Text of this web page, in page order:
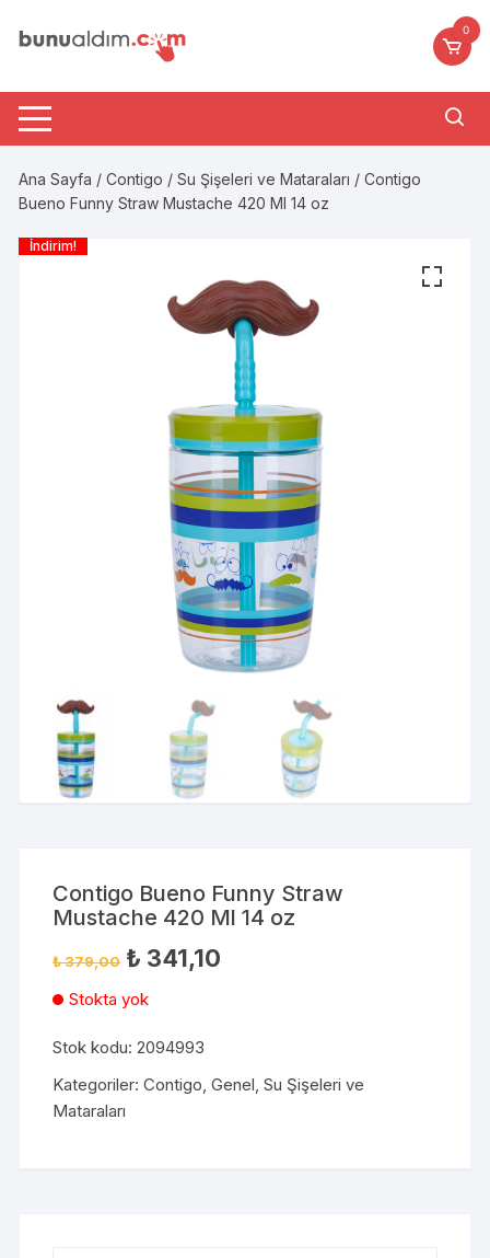
0
Ana Sayfa /Contigo /Su Şişeleri ve Mataraları / Contigo
Bueno Funny Straw Mustache 420 Ml 14 oz
İndirim!
Contigo Bueno Funny Straw
Mustache 420 Ml 14 oz
₺379,00 ₺ 341,10
Stokta yok
Stok kodu:2094993
Kategoriler:Contigo ,Genel ,Su Şişeleri ve
Mataraları